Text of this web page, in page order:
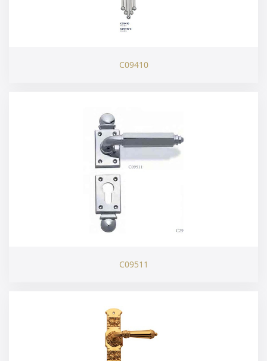
C09410
C09511